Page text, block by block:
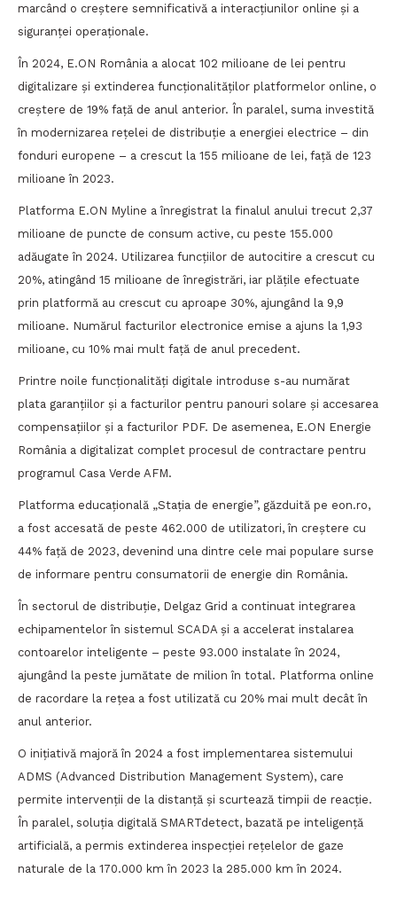
marcând o creștere semnificativă a interacțiunilor online și a
siguranței operaționale.
În 2024, E.ON România a alocat 102 milioane de lei pentru
digitalizare și extinderea funcționalităților platformelor online, o
creștere de 19% față de anul anterior. În paralel, suma investită
în modernizarea rețelei de distribuție a energiei electrice – din
fonduri europene – a crescut la 155 milioane de lei, față de 123
milioane în 2023.
Platforma E.ON Myline a înregistrat la finalul anului trecut 2,37
milioane de puncte de consum active, cu peste 155.000
adăugate în 2024. Utilizarea funcțiilor de autocitire a crescut cu
20%, atingând 15 milioane de înregistrări, iar plățile efectuate
prin platformă au crescut cu aproape 30%, ajungând la 9,9
milioane. Numărul facturilor electronice emise a ajuns la 1,93
milioane, cu 10% mai mult față de anul precedent.
Printre noile funcționalități digitale introduse s-au numărat
plata garanțiilor și a facturilor pentru panouri solare și accesarea
compensațiilor și a facturilor PDF. De asemenea, E.ON Energie
România a digitalizat complet procesul de contractare pentru
programul Casa Verde AFM.
Platforma educațională „Stația de energie”, găzduită pe eon.ro,
a fost accesată de peste 462.000 de utilizatori, în creștere cu
44% față de 2023, devenind una dintre cele mai populare surse
de informare pentru consumatorii de energie din România.
În sectorul de distribuție, Delgaz Grid a continuat integrarea
echipamentelor în sistemul SCADA și a accelerat instalarea
contoarelor inteligente – peste 93.000 instalate în 2024,
ajungând la peste jumătate de milion în total. Platforma online
de racordare la rețea a fost utilizată cu 20% mai mult decât în
anul anterior.
O inițiativă majoră în 2024 a fost implementarea sistemului
ADMS (Advanced Distribution Management System), care
permite intervenții de la distanță și scurtează timpii de reacție.
În paralel, soluția digitală SMARTdetect, bazată pe inteligență
artificială, a permis extinderea inspecției rețelelor de gaze
naturale de la 170.000 km în 2023 la 285.000 km în 2024.